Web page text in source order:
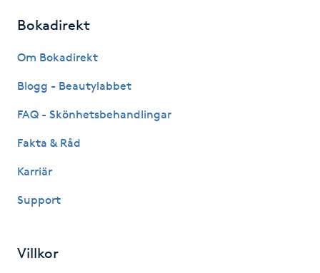
Naglar reparation
Naprapati
NBE-massage
O
Bokadirekt
Om Bokadirekt
Blogg - Beautylabbet
FAQ - Skönhetsbehandlingar
Fakta & Råd
Karriär
Support
Villkor